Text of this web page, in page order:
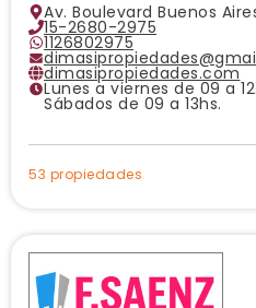
Av. Boulevard Buenos
15-2680-2975
1126802975
dimasipropiedades.com
Lunes a viernes de 09 a
Sábados de 09 a 13hs.
53 propiedades